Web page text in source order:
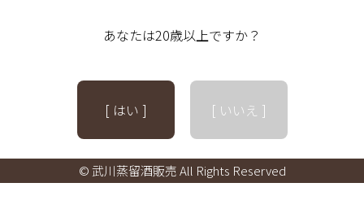
あなたは20歳以上ですか？
[ はい ] [ いいえ ]
© 武川蒸留酒販売 All Rights Reserved